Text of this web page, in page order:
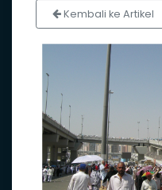
Kembali ke Artikel